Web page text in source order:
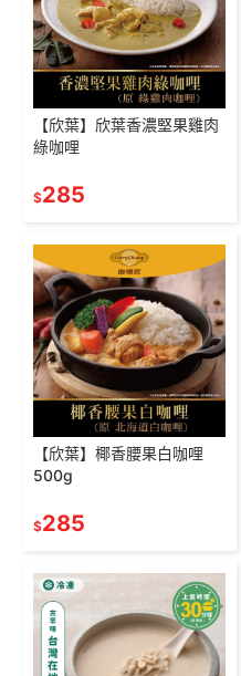
【欣葉】欣葉香濃堅果雞肉
綠咖哩
$285
【欣葉】椰香腰果白咖哩
500g
$285